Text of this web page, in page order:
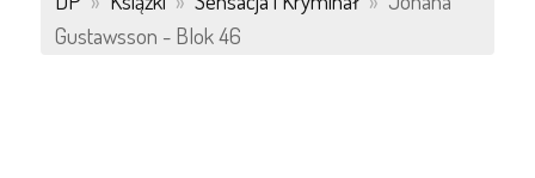
Gustawsson - Blok 46